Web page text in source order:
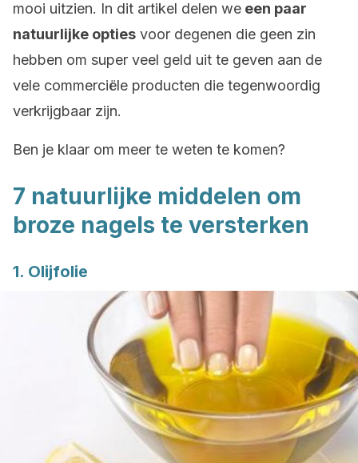
mooi uitzien. In dit artikel delen we een paar
natuurlijke opties voor degenen die geen zin
hebben om super veel geld uit te geven aan de
vele commerciële producten die tegenwoordig
verkrijgbaar zijn.
Ben je klaar om meer te weten te komen?
7 natuurlijke middelen om
broze nagels te versterken
1. Olijfolie